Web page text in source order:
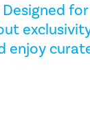
enjoy